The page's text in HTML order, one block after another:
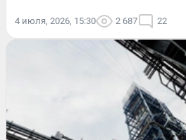
4 июля, 2026, 15:30 2 687 22